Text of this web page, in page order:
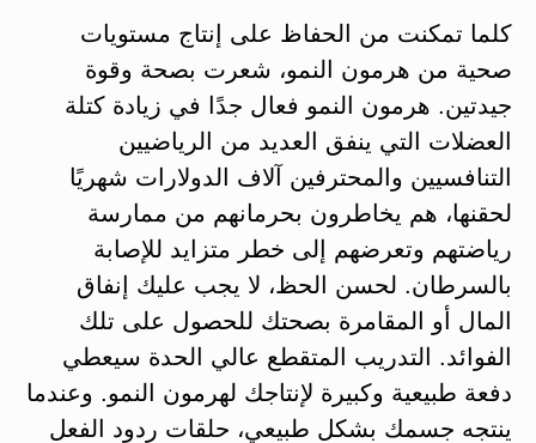
كلما تمكنت من الحفاظ على إنتاج مستويات
صحية من هرمون النمو، شعرت بصحة وقوة
جيدتين. هرمون النمو فعال جدًا في زيادة كتلة
العضلات التي ينفق العديد من الرياضيين
التنافسيين والمحترفين آلاف الدولارات شهريًا
لحقنها، هم يخاطرون بحرمانهم من ممارسة
رياضتهم وتعرضهم إلى خطر متزايد للإصابة
بالسرطان. لحسن الحظ، لا يجب عليك إنفاق
المال أو المقامرة بصحتك للحصول على تلك
الفوائد. التدريب المتقطع عالي الحدة سيعطي
دفعة طبيعية وكبيرة لإنتاجك لهرمون النمو. وعندما
ينتجه جسمك بشكل طبيعي، حلقات ردود الفعل